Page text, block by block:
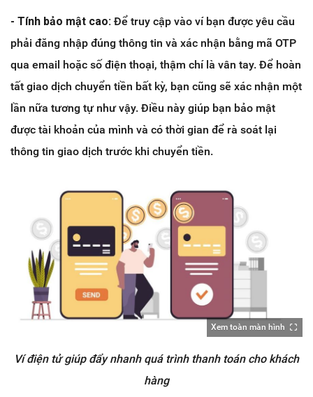
- Tính bảo mật cao: Để truy cập vào ví bạn được yêu cầu
phải đăng nhập đúng thông tin và xác nhận bằng mã OTP
qua email hoặc số điện thoại, thậm chí là vân tay. Để hoàn
tất giao dịch chuyển tiền bất kỳ, bạn cũng sẽ xác nhận một
lần nữa tương tự như vậy. Điều này giúp bạn bảo mật
được tài khoản của mình và có thời gian để rà soát lại
thông tin giao dịch trước khi chuyển tiền.
Xem toàn màn hình
Ví điện tử giúp đẩy nhanh quá trình thanh toán cho khách
hàng